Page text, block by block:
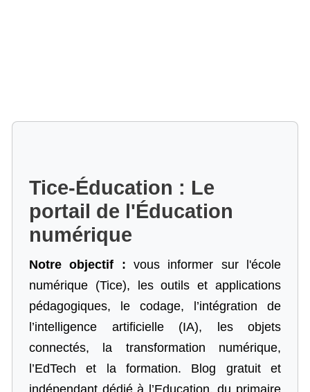
Tice-Éducation : Le
portail de l'Éducation
numérique
Notre objectif : vous informer sur l'école
numérique (Tice), les outils et applications
pédagogiques, le codage,
l’intégration de
l’intelligence artificielle (IA), les objets
connectés, la transformation numérique,
l’EdTech et la formation. Blog gratuit et